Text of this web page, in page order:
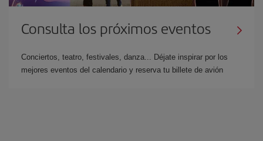
Consulta los próximos eventos
Conciertos, teatro, festivales, danza... Déjate inspirar por los
mejores eventos del calendario y reserva tu billete de avión